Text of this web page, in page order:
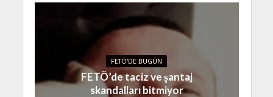
FETÖ'DE BUGÜN
FETÖ’de taciz ve şantaj
skandalları bitmiyor